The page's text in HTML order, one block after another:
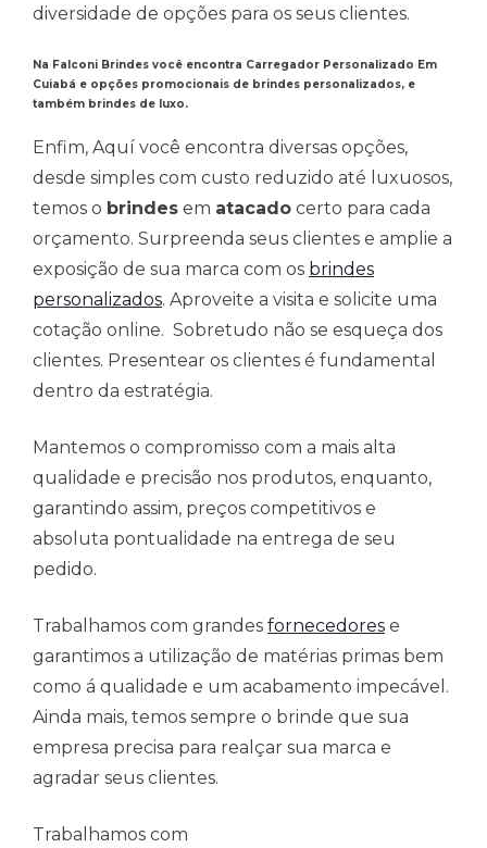
diversidade de opções para os seus clientes.
Na Falconi Brindes você encontra Carregador Personalizado Em
Cuiabá e opções promocionais de brindes personalizados, e
também brindes de luxo.
Enfim, Aquí você encontra diversas opções,
desde simples com custo reduzido até luxuosos,
temos o brindes em atacado certo para cada
orçamento. Surpreenda seus clientes e amplie a
exposição de sua marca com os brindes
personalizados. Aproveite a visita e solicite uma
cotação online. Sobretudo não se esqueça dos
clientes. Presentear os clientes é fundamental
dentro da estratégia.
Mantemos o compromisso com a mais alta
qualidade e precisão nos produtos, enquanto,
garantindo assim, preços competitivos e
absoluta pontualidade na entrega de seu
pedido.
Trabalhamos com grandes fornecedores e
garantimos a utilização de matérias primas bem
como á qualidade e um acabamento impecável.
Ainda mais, temos sempre o brinde que sua
empresa precisa para realçar sua marca e
agradar seus clientes.
Trabalhamos com